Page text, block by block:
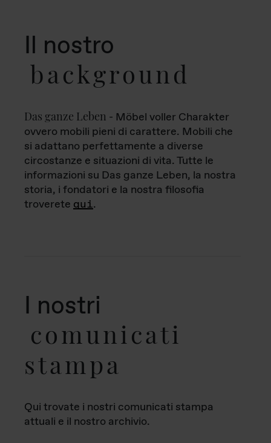
Il nostro
background
Das ganze Leben - Möbel voller Charakter
ovvero mobili pieni di carattere. Mobili che
si adattano perfettamente a diverse
circostanze e situazioni di vita. Tutte le
informazioni su Das ganze Leben, la nostra
storia, i fondatori e la nostra filosofia
troverete qui.
I nostri
comunicati
stampa
Qui trovate i nostri comunicati stampa
attuali e il nostro archivio.